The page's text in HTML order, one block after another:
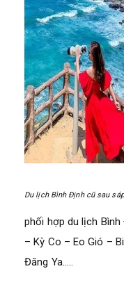
Du lịch Bình Định cũ sau
phối hợp du lịch Bình
– Kỳ Co – Eo Gió –
Đăng Ya…..